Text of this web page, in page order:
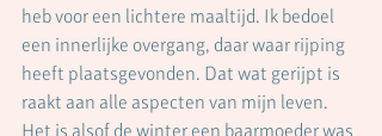
heb voor een lichtere maaltijd. Ik bedoel
een innerlijke overgang, daar waar rijping
heeft plaatsgevonden. Dat wat gerijpt is
raakt aan alle aspecten van mijn leven.
Het is alsof de winter een baarmoeder was